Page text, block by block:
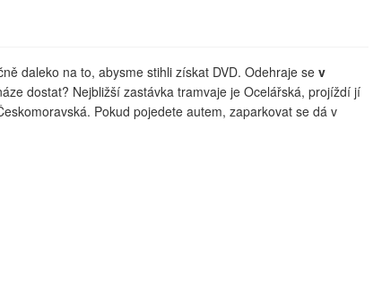
daleko na to, abysme stihli získat DVD. Odehraje se v
dostat? Nejbližší zastávka tramvaje je Ocelářská, projíždí jí
Pokud pojedete autem, zaparkovat se dá v